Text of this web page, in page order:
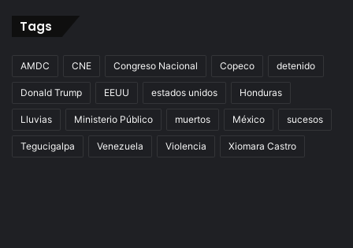
Tags
AMDC CNE Congreso Nacional Copeco detenido
Donald Trump EEUU estados unidos Honduras
Lluvias Ministerio Público muertos México sucesos
Tegucigalpa Venezuela Violencia Xiomara Castro